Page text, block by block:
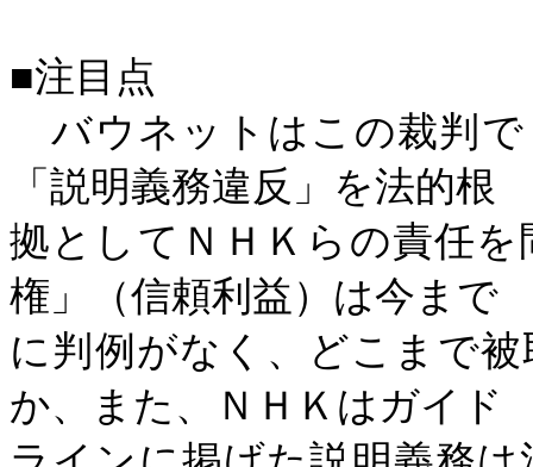
■注目点
バウネットはこの裁判で
「説明義務違反」を法的根
拠としてＮＨＫらの責任
権」（信頼利益）は今まで
に判例がなく、どこまで
か、また、ＮＨＫはガイド